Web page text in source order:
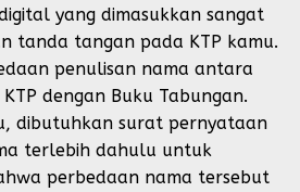
yang dimasukkan sangat
tanda tangan pada KTP kamu.
penulisan nama antara
dengan Buku Tabungan.
dibutuhkan surat pernyataan
terlebih dahulu untuk
perbedaan nama tersebut